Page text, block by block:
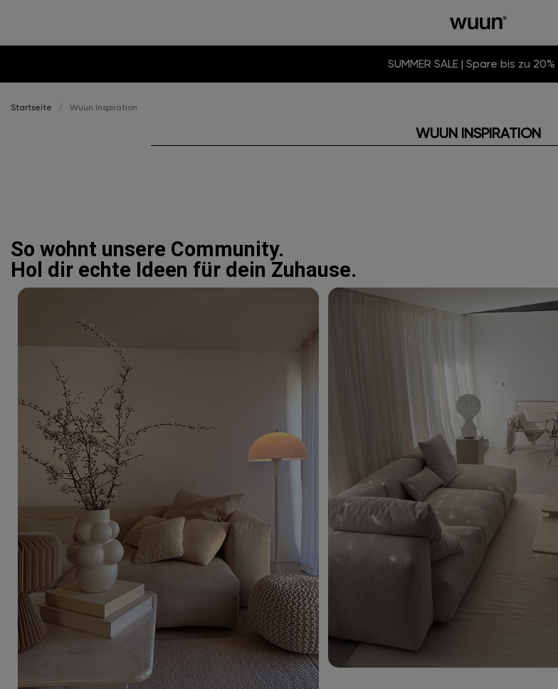
SUMMER SALE | Spare bis zu 20%
Startseite Wuun Inspiration
WUUN INSPIRATION
So wohnt unsere Community.
Hol dir echte Ideen für dein Zuhause.